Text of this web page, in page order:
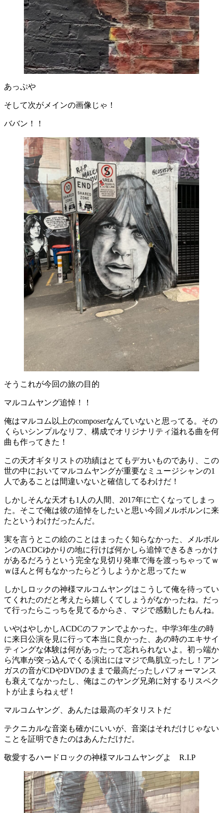
あっぷや
そして次がメインの画像じゃ！
ババン！！
そうこれが今回の旅の目的
マルコムヤング追悼！！
俺はマルコム以上のcomposerなんていないと思ってる。その
くらいシンプルなリフ、構成でオリジナリティ溢れる曲を何
曲も作ってきた！
この天才ギタリストの功績はとてもデカいものであり、この
世の中においてマルコムヤングが重要なミュージシャンの1
人であることは間違いないと確信してるわけだ！
しかしそんな天才も1人の人間、2017年に亡くなってしまっ
た。そこで俺は彼の追悼をしたいと思い今回メルボルンに来
たというわけだったんだ。
実を言うとこの絵のことはまったく知らなかった、メルボル
ンのACDCゆかりの地に行けば何かしら追悼できるきっかけ
があるだろうという完全な見切り発車で海を渡っちゃってｗ
ｗほんと何もなかったらどうしようかと思ってたｗ
しかしロックの神様マルコムヤングはこうして俺を待ってい
てくれたのだと考えたら嬉しくてしょうがなかったね。だっ
て行ったらこっちを見てるからさ、マジで感動したもんね。
いやはやしかしACDCのファンでよかった。中学3年生の時
に来日公演を見に行って本当に良かった、あの時のエキサイ
ティングな体験は何があったって忘れられないよ。初っ端か
ら汽車が突っ込んでくる演出にはマジで鳥肌立ったし！アン
ガスの音がCDやDVDのままで最高だったしパフォーマンス
も衰えてなかったし、俺はこのヤング兄弟に対するリスペク
トが止まらねぇぜ！
マルコムヤング、あんたは最高のギタリストだ
テクニカルな音楽も確かにいいが、音楽はそれだけじゃない
ことを証明できたのはあんただけだ。
敬愛するハードロックの神様マルコムヤングよ R.I.P